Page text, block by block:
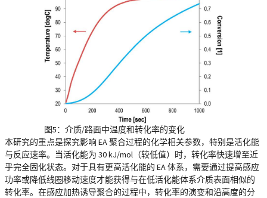
图5：介质/路面中温度和转化率的变化
本研究的重点是探究影响 EA 聚合过程的化学相关参数，特别是活化能
与反应速率。当活化能为 30 kJ/mol（较低值）时，转化率快速增至近
乎完全固化状态。对于具有更高活化能的 EA 体系，需要通过提高感应
功率或降低线圈移动速度才能获得与在低活化能体系介质表面相似的
转化率。在感应加热诱导聚合的过程中，转化率的演变和沿高度的分